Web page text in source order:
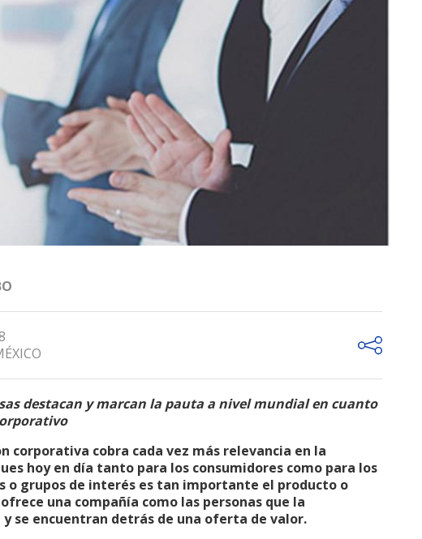
destacan y marcan la pauta a nivel mundial en cuanto
corporativa cobra cada vez más relevancia en la
hoy en día tanto para los consumidores como para los
o grupos de interés es tan importante el producto o
una compañía como las personas que la
se encuentran detrás de una oferta de valor.